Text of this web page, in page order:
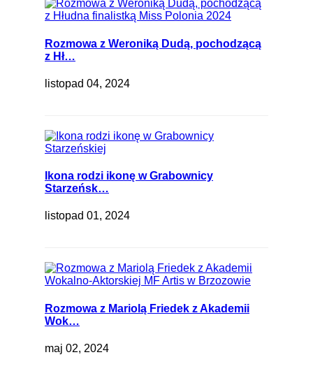
Rozmowa z Weroniką Dudą, pochodzącą
z Hł…
listopad 04, 2024
Ikona rodzi ikonę w Grabownicy
Starzeńsk…
listopad 01, 2024
Rozmowa z Mariolą Friedek z Akademii
Wok…
maj 02, 2024